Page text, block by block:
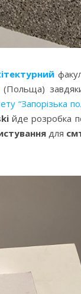
завдяки
“Запорізька
йде розробка
для